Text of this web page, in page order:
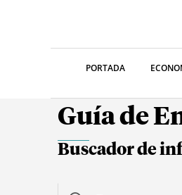
PORTADA
Guía de
Buscador de